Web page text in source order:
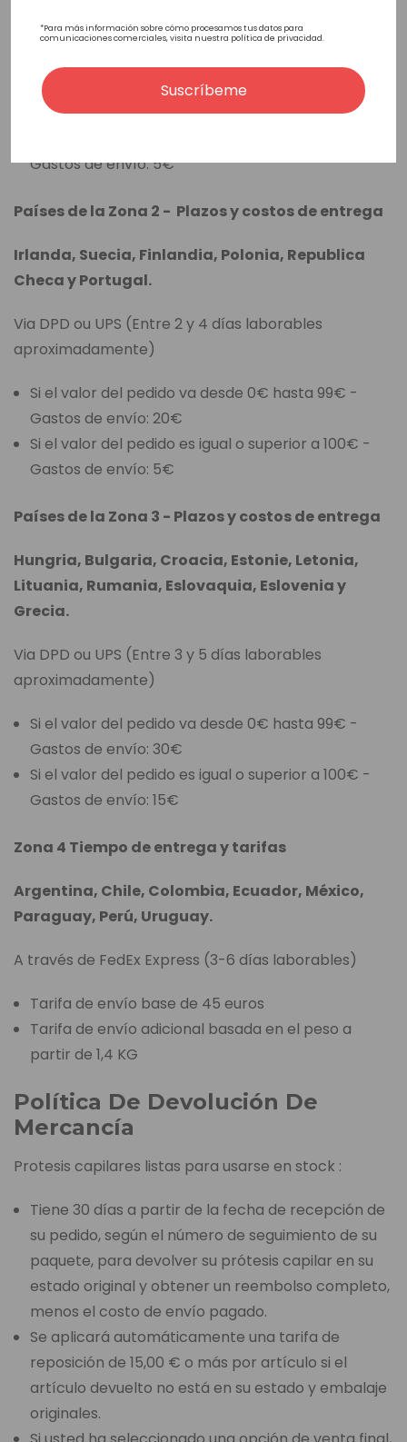
aproximadamente)
Si el valor del pedido va desde 0€ hasta 99€ -
Gastos de envío: 20€
Gastos de envío: 5€
Países de la Zona 2 - Plazos y costos de entrega
Irlanda, Suecia, Finlandia, Polonia, Republica
Checa y Portugal.
Via DPD ou UPS (Entre 2 y 4 días laborables
aproximadamente)
Si el valor del pedido va desde 0€ hasta 99€ -
Gastos de envío: 20€
Si el valor del pedido es igual o superior a 100€ -
Gastos de envío: 5€
Países de la Zona 3 - Plazos y costos de entrega
Hungria, Bulgaria, Croacia, Estonie, Letonia,
Lituania, Rumania, Eslovaquia, Eslovenia y
Grecia.
Via DPD ou UPS (Entre 3 y 5 días laborables
aproximadamente)
Si el valor del pedido va desde 0€ hasta 99€ -
Gastos de envío: 30€
Si el valor del pedido es igual o superior a 100€ -
Gastos de envío: 15€
Zona 4 Tiempo de entrega y tarifas
Argentina, Chile, Colombia, Ecuador, México,
Paraguay, Perú, Uruguay.
A través de FedEx Express (3-6 días laborables)
Tarifa de envío base de 45 euros
Tarifa de envío adicional basada en el peso a
partir de 1,4 KG
Política De Devolución De
Mercancía
Protesis capilares listas para usarse en stock :
Tiene 30 días a partir de la fecha de recepción de
su pedido, según el número de seguimiento de su
paquete, para devolver su prótesis capilar en su
estado original y obtener un reembolso completo,
menos el costo de envío pagado.
Se aplicará automáticamente una tarifa de
reposición de 15,00 € o más por artículo si el
artículo devuelto no está en su estado y embalaje
originales.
*Para más información sobre cómo procesamos tus datos para
comunicaciones comerciales, visita nuestra política de privacidad.
Suscríbeme